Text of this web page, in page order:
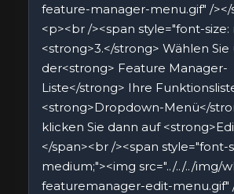
feature-manager-menu.gif" /></
<p><br /><span style="font-
<strong>3.</strong> Wählen
der<strong> Feature Manager-
Liste</strong> Ihre
<strong>Dropdown-Menü</
klicken Sie dann auf
</span><br /><span style="font-
medium;"><img src="../../../img/
featuremanager-edit-menu.gif"